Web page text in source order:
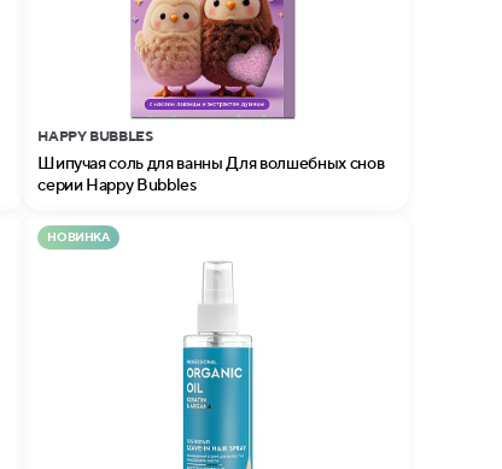
HAPPY BUBBLES
Шипучая соль для ванны Для волшебных снов
серии Happy Bubbles
НОВИНКА